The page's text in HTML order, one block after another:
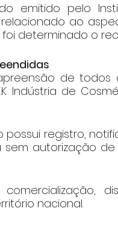
emitido pelo
ao
determinado o
de todos
Indústria de
registro,
autorização
nacional.